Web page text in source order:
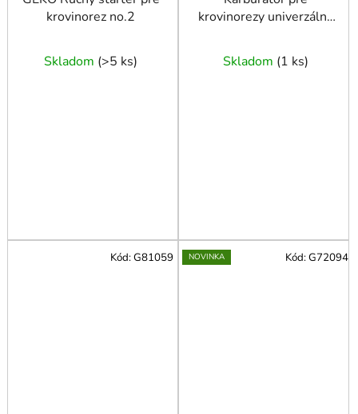
krovinorez no.2
Skladom (>5 ks)
krovinorezy univerzálny
Skladom (1 ks)
Kód:G81059 NOVINKA Kód:G72094